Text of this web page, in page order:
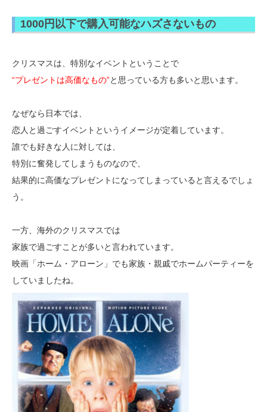
1000円以下で購入可能なハズさないもの
クリスマスは、特別なイベントということで
“プレゼントは高価なもの”と思っている方も多いと思います。
なぜなら日本では、
恋人と過ごすイベントというイメージが定着しています。
誰でも好きな人に対しては、
特別に奮発してしまうものなので、
結果的に高価なプレゼントになってしまっていると言えるでしょ
う。
一方、海外のクリスマスでは
家族で過ごすことが多いと言われています。
映画「ホーム・アローン」でも家族・親戚でホームパーティーを
していましたね。